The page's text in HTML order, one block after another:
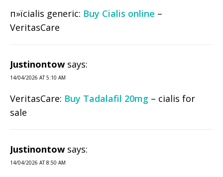
п»їcialis generic: Buy Cialis online –
VeritasCare
Justinontow says:
14/04/2026 AT 5:10 AM
VeritasCare: Buy Tadalafil 20mg – cialis for
sale
Justinontow says:
14/04/2026 AT 8:50 AM